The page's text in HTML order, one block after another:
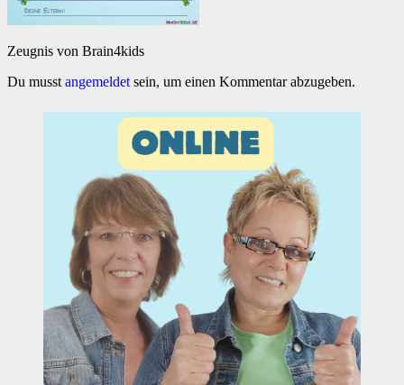
Zeugnis von Brain4kids
Du musst angemeldet sein, um einen Kommentar abzugeben.